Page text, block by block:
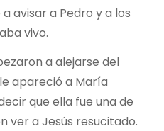
avisar a Pedro y a los
vivo.
a alejarse del
apareció a María
que ella fue una de
ver a Jesús resucitado.